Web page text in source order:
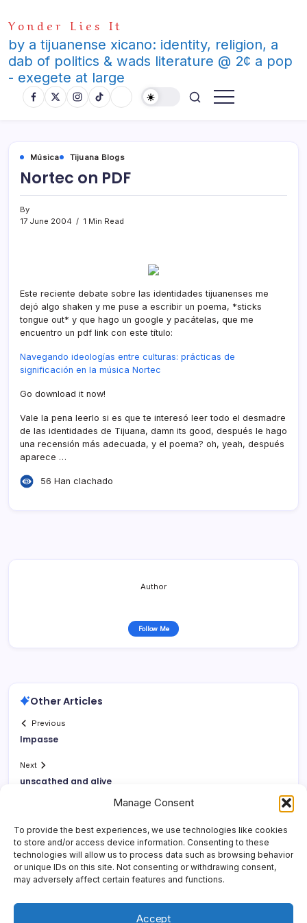
Manage Consent
To provide the best experiences, we use technologies like cookies
to store and/or access device information. Consenting to these
technologies will allow us to process data such as browsing behavior
or unique IDs on this site. Not consenting or withdrawing consent,
may adversely affect certain features and functions.
Accept
to
content
Yonder Lies It
by a tijuanense xicano: identity, religion, a
dab of politics & wads literature @ 2¢ a pop
- exegete at large
Música Tijuana Blogs
Nortec on PDF
By
17 June 2004
1 Min Read
Este reciente debate sobre las identidades tijuanenses me
dejó algo shaken y me puse a escribir un poema, *sticks
tongue out* y que hago un google y pacátelas, que me
encuentro un pdf link con este tí­tulo:
Navegando ideologí­as entre culturas: prácticas de
significación en la música Nortec
Go download it now!
Vale la pena leerlo si es que te interesó leer todo el desmadre
de las identidades de Tijuana, damn its good, después le hago
una recensión más adecuada, y el poema? oh, yeah, después
aparece …
56 Han clachado
Author
Follow Me
Other Articles
Previous
Impasse
Next
unscathed and alive